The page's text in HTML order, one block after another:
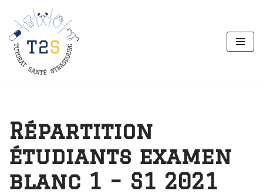
Aller
au
contenu
Répartition
étudiants examen
blanc 1 – S1 2021